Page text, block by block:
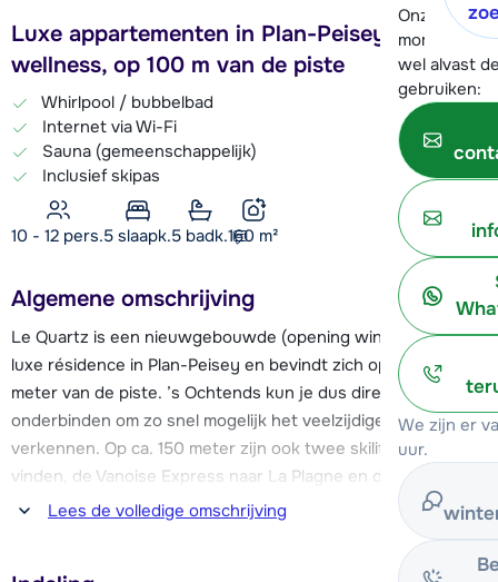
Onze
moment
wel alvast
gebruiken:
We zijn er
uur.
Luxe appartementen in Plan-Peisey met
wellness, op 100 m van de piste
Whirlpool / bubbelbad
Internet via Wi-Fi
Sauna (gemeenschappelijk)
Inclusief skipas
10 - 12 pers.5 slaapk.5 badk.160 m²
Algemene omschrijving
Le Quartz is een nieuwgebouwde (opening winter 2024) en
luxe résidence in Plan-Peisey en bevindt zich op slechts 100
meter van de piste. ’s Ochtends kun je dus direct de latten
onderbinden om zo snel mogelijk het veelzijdige skigebied te
verkennen. Op ca. 150 meter zijn ook twee skiliften te
vinden, de Vanoise Express naar La Plagne en de stoeltjeslift
van Plan-Peisey. Vanuit Le Quartz is er dus een goede
toegang naar zowel Les Arcs als La Plagne. Een aantal
winkeltjes en restaurants liggen op een afstand van 200
Lees de volledige omschrijving